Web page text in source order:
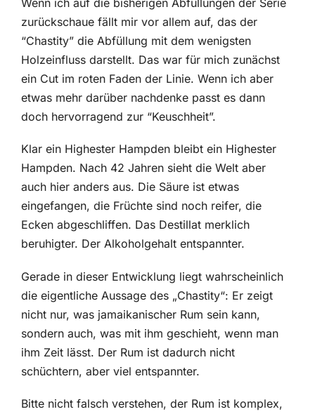
Wenn ich auf die bisherigen Abfüllungen der Serie
zurückschaue fällt mir vor allem auf, das der
“Chastity” die Abfüllung mit dem wenigsten
Holzeinfluss darstellt. Das war für mich zunächst
ein Cut im roten Faden der Linie. Wenn ich aber
etwas mehr darüber nachdenke passt es dann
doch hervorragend zur “Keuschheit”.
Klar ein Highester Hampden bleibt ein Highester
Hampden. Nach 42 Jahren sieht die Welt aber
auch hier anders aus. Die Säure ist etwas
eingefangen, die Früchte sind noch reifer, die
Ecken abgeschliffen. Das Destillat merklich
beruhigter. Der Alkoholgehalt entspannter.
Gerade in dieser Entwicklung liegt wahrscheinlich
die eigentliche Aussage des „Chastity“: Er zeigt
nicht nur, was jamaikanischer Rum sein kann,
sondern auch, was mit ihm geschieht, wenn man
ihm Zeit lässt. Der Rum ist dadurch nicht
schüchtern, aber viel entspannter.
Bitte nicht falsch verstehen, der Rum ist komplex,